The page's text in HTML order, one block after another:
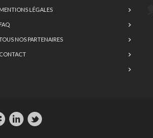
MENTIONS LÉGALES
FAQ
NOS PARTENAIRES
CONTACT